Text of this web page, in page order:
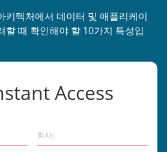
Access
회사:
키텍처에서 데이터 및 애플리케이
할 때 확인해야 할 10가지 특성입